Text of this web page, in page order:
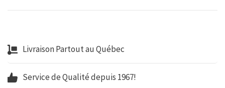
Livraison Partout au Québec
Service de Qualité depuis 1967!